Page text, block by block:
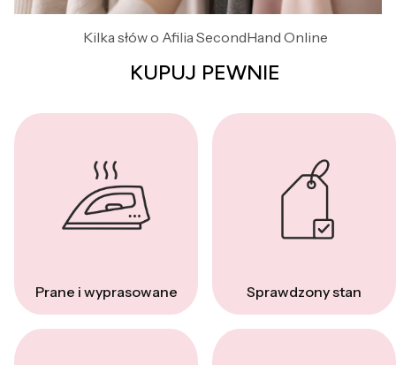
Kilka słów o Afilia SecondHand Online
KUPUJ PEWNIE
Prane i wyprasowane Sprawdzony stan